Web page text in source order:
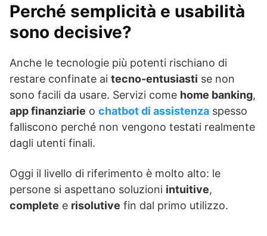
Perché semplicità e usabilità
sono decisive?
Anche le tecnologie più potenti rischiano di
restare confinate ai tecno-entusiasti se non
sono facili da usare. Servizi come home banking,
app finanziarie o chatbot di assistenza spesso
falliscono perché non vengono testati realmente
dagli utenti finali.
Oggi il livello di riferimento è molto alto: le
persone si aspettano soluzioni intuitive,
complete e risolutive fin dal primo utilizzo.